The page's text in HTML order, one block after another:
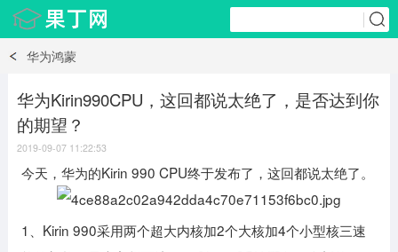
华为鸿蒙
华为Kirin990CPU，这回都说太绝了，是否达到你
的期望？
2019-09-07 11:22:53
今天，华为的Kirin 990 CPU终于发布了，这回都说太绝了。
1、Kirin 990采用两个超大内核加2个大核加4个小型核三速